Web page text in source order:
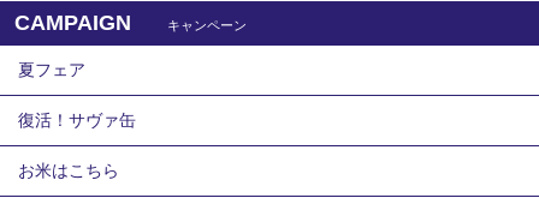
CAMPAIGN キャンペーン
夏フェア
復活！サヴァ缶
お米はこちら